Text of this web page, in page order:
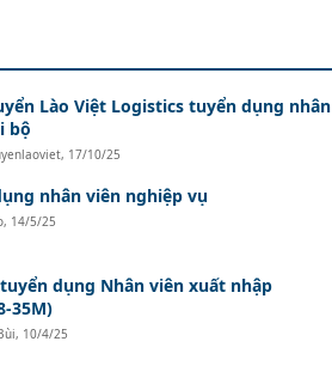
Lào Việt Logistics tuyển dụng nhân
bộ
, 17/10/25
nhân viên nghiệp vụ
, 14/5/25
dụng Nhân viên xuất nhập
35M)
, 10/4/25